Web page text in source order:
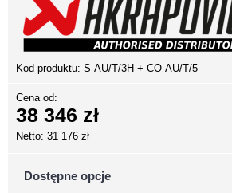
Kod produktu: S-AU/T/3H + CO-AU/T/5
Cena od:
38 346 zł
Netto: 31 176 zł
Dostępne opcje